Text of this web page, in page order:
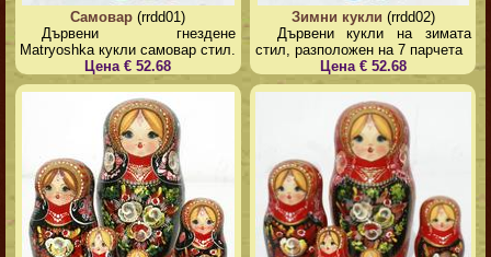
Самовар (rrdd01)
Дървени гнездене
Matryoshka кукли самовар стил.
Цена € 52.68
Зимни кукли (rrdd02)
Дървени кукли на зимата
стил, разположен на 7 парчета
Цена € 52.68